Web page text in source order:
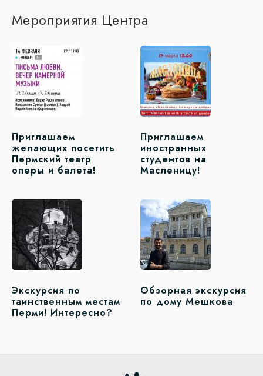
Мероприятия Центра
Приглашаем
желающих посетить
Пермский театр
оперы и балета!
Приглашаем
иностранных
студентов на
Масленицу!
Экскурсия по
таинственным местам
Перми! Интересно?
Обзорная экскурсия
по дому Мешкова